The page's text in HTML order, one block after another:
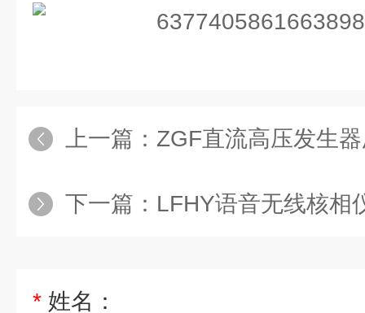
上一篇： ZGF直流高压发生
下一篇： LFHY语音无线核相
* 姓名：